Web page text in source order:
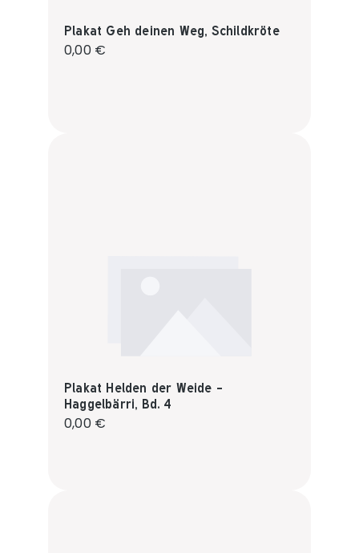
Plakat Geh deinen Weg, Schildkröte
Regulärer Preis:
0,00 €
Plakat Helden der Weide -
Haggelbärri, Bd. 4
Regulärer Preis:
0,00 €